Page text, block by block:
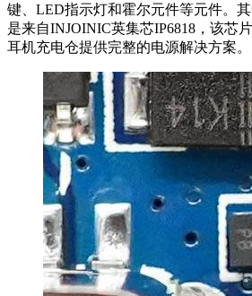
键、LED指示灯和霍尔元件等元件。
是来自INJOINIC英集芯IP6818，该芯
耳机充电仓提供完整的电源解决方案。